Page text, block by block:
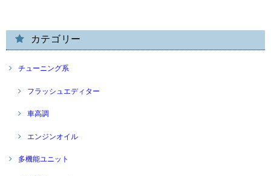
カテゴリー
チューニング系
フラッシュエディター
車高調
エンジンオイル
多機能ユニット